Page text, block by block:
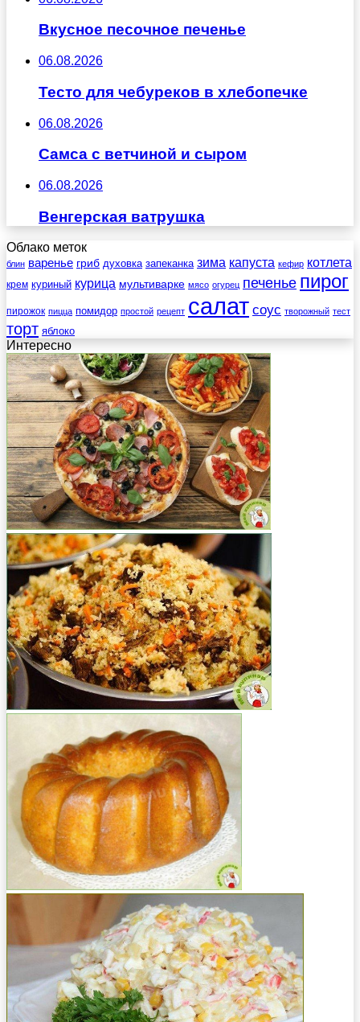
Вкусное песочное печенье
06.08.2026
Тесто для чебуреков в хлебопечке
06.08.2026
Самса с ветчиной и сыром
06.08.2026
Венгерская ватрушка
Облако меток
блин варенье гриб духовка запеканка зима капуста кефир котлета
крем куриный курица мультиварке мясо огурец печенье пирог
пирожок пицца помидор простой рецепт салат соус творожный тест
торт яблоко
Интересно